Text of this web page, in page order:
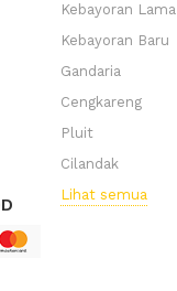
Kebayoran Lama
Kebayoran Baru
Gandaria
Cengkareng
Pluit
Cilandak
Lihat semua